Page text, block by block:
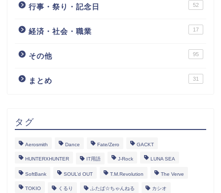
行事・祭り・記念日 52
経済・社会・職業 17
その他 95
まとめ 31
タグ
Aerosmith Dance Fate/Zero GACKT
HUNTERXHUNTER IT用語 J-Rock LUNA SEA
SoftBank SOUL’d OUT T.M.Revolution The Verve
TOKIO くるり ふたば☆ちゃんねる カシオ